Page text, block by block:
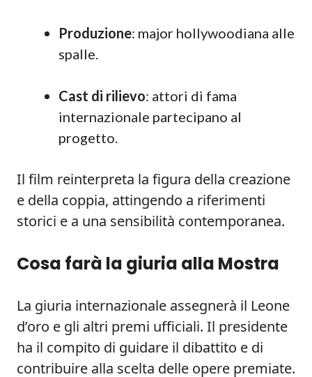
Produzione: major hollywoodiana alle
spalle.
Cast di rilievo: attori di fama
internazionale partecipano al
progetto.
Il film reinterpreta la figura della creazione
e della coppia, attingendo a riferimenti
storici e a una sensibilità contemporanea.
Cosa farà la giuria alla Mostra
La giuria internazionale assegnerà il Leone
d’oro e gli altri premi ufficiali. Il presidente
ha il compito di guidare il dibattito e di
contribuire alla scelta delle opere premiate.